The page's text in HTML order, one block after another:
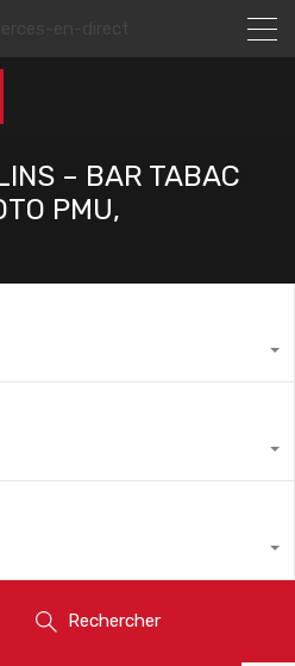
– BAR TABAC
PMU,
Rechercher